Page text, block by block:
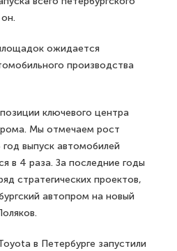
ожидается
производства
ключевого центра
Мы отмечаем рост
выпуск автомобилей
в 4 раза. За последние годы
стратегических проектов,
автопром на новый
в Петербурге запустили